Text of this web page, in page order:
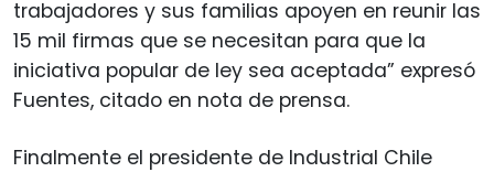
trabajadores y sus familias apoyen en reunir las
15 mil firmas que se necesitan para que la
iniciativa popular de ley sea aceptada” expresó
Fuentes, citado en nota de prensa.
Finalmente el presidente de Industrial Chile